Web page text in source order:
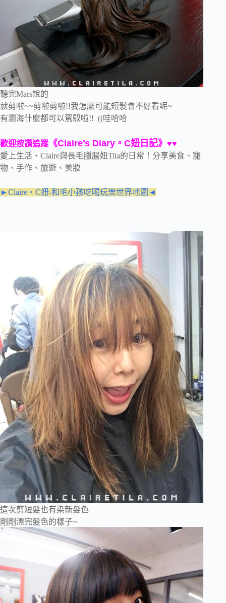
聽完Mars說的
就剪啦~~剪啦剪啦!!我怎麼可能短髮會不好看呢~
有瀏海什麼都可以駕馭啦!! ((哇哈哈
歡迎按讚追蹤 《Claire’s Diary。C妞日記》 ♥♥
愛上生活‧Claire與長毛臘腸妞Tila的日常！分享美食、寵
物、手作、旅遊、美妝
►Claire‧C妞-和毛小孩吃喝玩樂世界地圖◄
這次剪短髮也有染新髮色
剛剛漂完髮色的樣子~